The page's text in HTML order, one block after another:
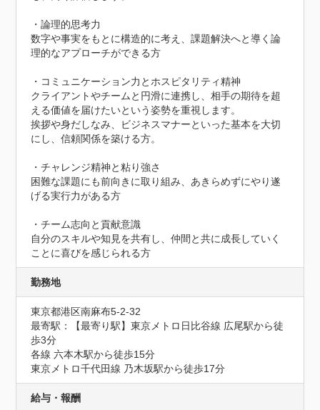
・論理的思考力
数字や事実をもとに構造的に考え、課題解決へと導く論
理的なアプローチができる方
・コミュニケーション力とホスピタリティ精神
クライアントやチームと円滑に連携し、相手の期待を超
える価値を届けたいという姿勢を重視します。
挨拶や身だしなみ、ビジネスマナーといった基本を大切
にし、信頼関係を築ける方。
・チャレンジ精神と粘り強さ
困難な課題にも前向きに取り組み、あきらめずにやり遂
げる実行力がある方
・チーム志向と貢献意識
自分のスキルや知見を共有し、仲間と共に成長していく
ことに喜びを感じられる方
勤務地
東京都港区南麻布5-2-32
最寄駅：【最寄り駅】東京メトロ日比谷線 広尾駅から徒
歩3分
各線 六本木駅から徒歩15分
東京メトロ千代田線 乃木坂駅から徒歩17分
給与・報酬